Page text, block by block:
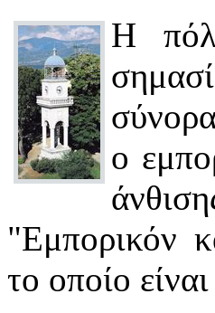
Η
ο
"Εμπορικόν
το οποίο